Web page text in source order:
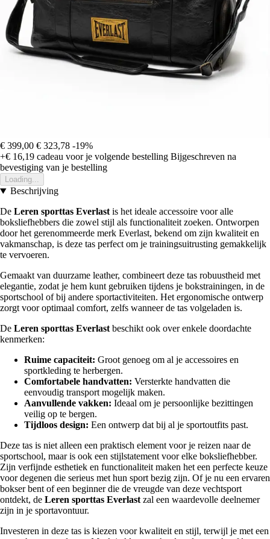
€ 399,00 € 323,78 -19%
+€ 16,19 cadeau voor je volgende bestelling Bijgeschreven na
bevestiging van je bestelling
Loading...
Beschrijving
De Leren sporttas Everlast is het ideale accessoire voor alle
boksliefhebbers die zowel stijl als functionaliteit zoeken. Ontworpen
door het gerenommeerde merk Everlast, bekend om zijn kwaliteit en
vakmanschap, is deze tas perfect om je trainingsuitrusting gemakkelijk
te vervoeren.
Gemaakt van duurzame leather, combineert deze tas robuustheid met
elegantie, zodat je hem kunt gebruiken tijdens je bokstrainingen, in de
sportschool of bij andere sportactiviteiten. Het ergonomische ontwerp
zorgt voor optimaal comfort, zelfs wanneer de tas volgeladen is.
De Leren sporttas Everlast beschikt ook over enkele doordachte
kenmerken:
Ruime capaciteit: Groot genoeg om al je accessoires en
sportkleding te herbergen.
Comfortabele handvatten: Versterkte handvatten die
eenvoudig transport mogelijk maken.
Aanvullende vakken: Ideaal om je persoonlijke bezittingen
veilig op te bergen.
Tijdloos design: Een ontwerp dat bij al je sportoutfits past.
Deze tas is niet alleen een praktisch element voor je reizen naar de
sportschool, maar is ook een stijlstatement voor elke boksliefhebber.
Zijn verfijnde esthetiek en functionaliteit maken het een perfecte keuze
voor degenen die serieus met hun sport bezig zijn. Of je nu een ervaren
bokser bent of een beginner die de vreugde van deze vechtsport
ontdekt, de Leren sporttas Everlast zal een waardevolle deelnemer
zijn in je sportavontuur.
Investeren in deze tas is kiezen voor kwaliteit en stijl, terwijl je met een